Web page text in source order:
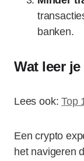
banken.
Wat leer
Lees ook:Top
Een crypto
het navigeren